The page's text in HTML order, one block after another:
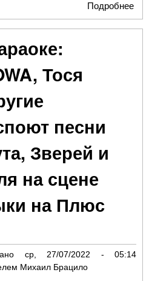
Подробнее
Тося
песни
Зверей и
на сцене
на Плюс
ср, 27/07/2022 - 05:14
Михаил Брацило